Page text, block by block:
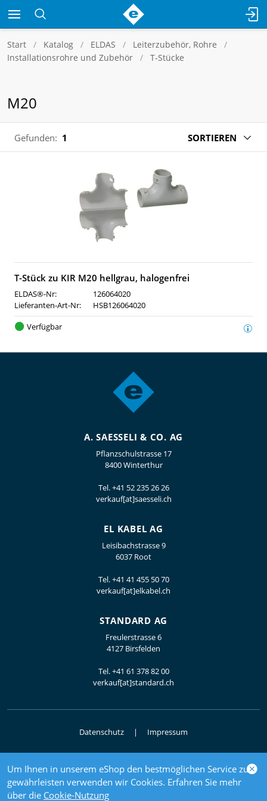
Um Ihnen in unserem eShop den bestmöglichen Service zu
gewährleisten verwenden wir Cookies. Erfahren Sie mehr
über die Cookie-Nutzung
Start Katalog ELDAS
Leiterzubehör, Rohre
Installationsrohre und Zubehör
T-Stücke
M20
Gefunden: 1 SORTIEREN
T-Stück zu KIR M20 hellgrau, halogenfrei
ELDAS®-Nr:
126064020
Lieferanten-Art-Nr:
HSB126064020
Verfügbar
A. SAESSELI & CO. AG
Pflanzschulstrasse 17
8400 Winterthur
Tel.+41 52 235 26 26
verkauf[at]saesseli.ch
EL KABEL AG
Leisibachstrasse 9
6037 Root
Tel.+41 41 455 50 70
verkauf[at]elkabel.ch
STANDARD AG
Freulerstrasse 6
4127 Birsfelden
Tel.+41 61 378 82 00
verkauf[at]standard.ch
Datenschutz Impressum
© 2026 Elektrogrosshandel
powered by polynorm